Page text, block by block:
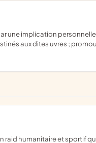
aux dites uvres ;